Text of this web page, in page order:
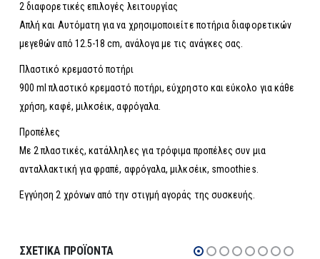
2 διαφορετικές επιλογές λειτουργίας
Απλή και Αυτόματη για να χρησιμοποιείτε ποτήρια διαφορετικών
μεγεθών από 12.5-18 cm, ανάλογα με τις ανάγκες σας.
Πλαστικό κρεμαστό ποτήρι
900 ml πλαστικό κρεμαστό ποτήρι, εύχρηστο και εύκολο για κάθε
χρήση, καφέ, μιλκσέικ, αφρόγαλα.
Προπέλες
Με 2 πλαστικές, κατάλληλες για τρόφιμα προπέλες συν μια
ανταλλακτική για φραπέ, αφρόγαλα, μιλκσέικ, smoothies.
Εγγύηση 2 χρόνων από την στιγμή αγοράς της συσκευής.
ΣΧΕΤΙΚΆ ΠΡΟΪΌΝΤΑ